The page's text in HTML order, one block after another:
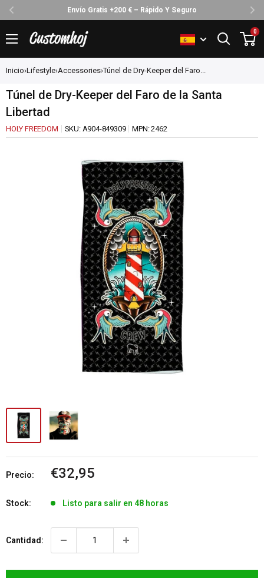
Envío Gratis +200 € – Rápido Y Seguro
directamente
al
contenido
Customhoj
0
Inicio›Lifestyle›Accessories›Túnel de Dry-Keeper del Faro...
Túnel de Dry-Keeper del Faro de la Santa
Libertad
HOLY FREEDOM SKU: A904-849309 MPN:2462
Precio:
Precio
venta
€32,95
Stock: Listo para salir en 48 horas
Cantidad: